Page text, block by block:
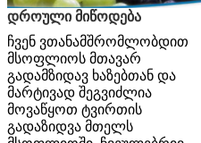
დროული მიწოდება
ჩვენ ვთანამშრომლობდით
მსოფლიოს მთავარ
გადამზიდავ ხაზებთან და
მარტივად შეგვიძლია
მოვაწყოთ ტვირთის
გადაზიდვა მთელს